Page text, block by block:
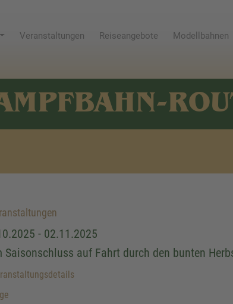
Veranstaltungen Reiseangebote Modellbahnen
- 02.11.2025
Saisonschluss auf Fahrt durch den bunten